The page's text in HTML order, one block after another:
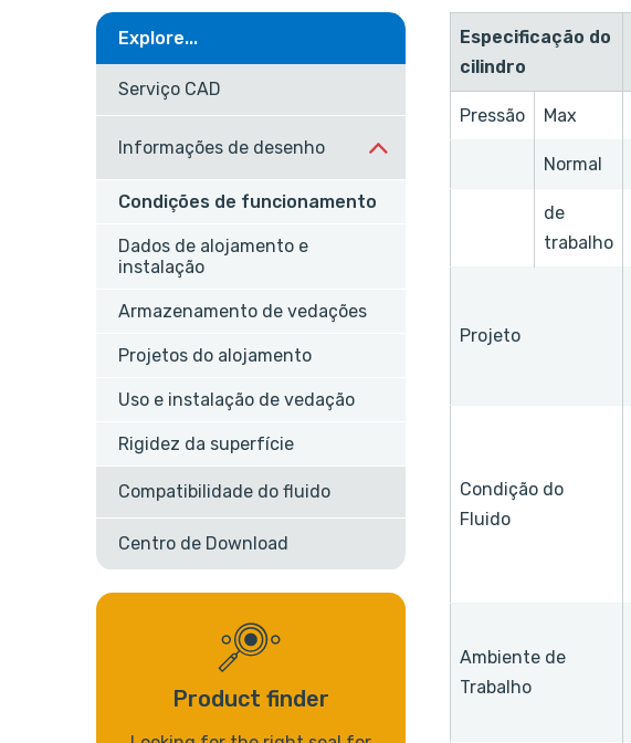
Especificação do
cilindro
Pressão Max
Normal
de
trabalho
Projeto
Condição do
Fluido
Ambiente de
Trabalho
Explore...
Serviço CAD
Informações de desenho
Condições de funcionamento
Dados de alojamento e
instalação
Armazenamento de vedações
Projetos do alojamento
Uso e instalação de vedação
Rigidez da superfície
Compatibilidade do fluido
Centro de Download
Product finder